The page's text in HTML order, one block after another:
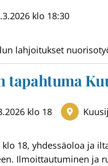
klo 18:30
lahjoitukset
tapahtuma
klo 18
18, yhdessäoloa ja
Ilmoittautuminen ja